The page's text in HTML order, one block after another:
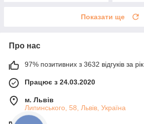
Показати ще
Про нас
97% позитивних з 3632 відгуків за рік
Працює з 24.03.2020
м. Львів
Липинського, 58, Львів, Україна